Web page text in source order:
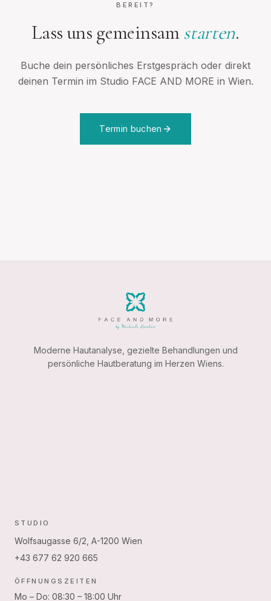
BEREIT?
Lass uns gemeinsam starten.
Buche dein persönliches Erstgespräch oder direkt
deinen Termin im Studio FACE AND MORE in Wien.
Termin buchen
Moderne Hautanalyse, gezielte Behandlungen und
persönliche Hautberatung im Herzen Wiens.
STUDIO
Wolfsaugasse 6/2, A-1200 Wien
+43 677 62 920 665
ÖFFNUNGSZEITEN
Mo – Do: 08:30 – 18:00 Uhr